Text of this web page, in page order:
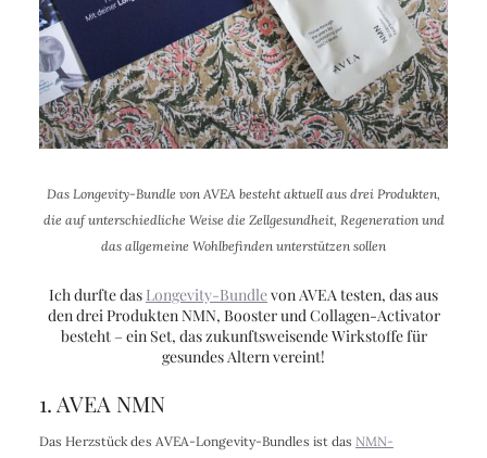
Das Longevity-Bundle von AVEA besteht aktuell aus drei Produkten,
die auf unterschiedliche Weise die Zellgesundheit, Regeneration und
das allgemeine Wohlbefinden unterstützen sollen
Ich durfte das Longevity-Bundlevon AVEA testen, das aus
den drei Produkten NMN, Booster und Collagen-Activator
besteht – ein Set, das zukunftsweisende Wirkstoffe für
gesundes Altern vereint!
1. AVEA NMN
Das Herzstück des AVEA-Longevity-Bundles ist das NMN-